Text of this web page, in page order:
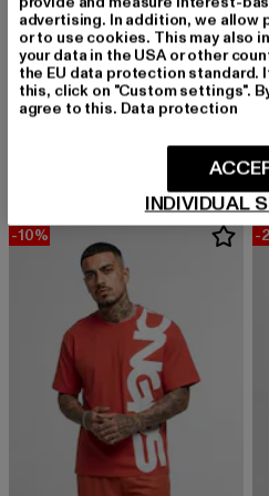
DANGEROUS DNGRS
Fast
Derzeitiger Preis: 17,99 EUR
Aktionspreis:
-10% -
advertising. In addition, we allow
or to use cookies. This may also
your data in the USA or other
the EU data protection standard.
this, click on "Custom settings".
agree to this. Data protection
INDIVIDUAL